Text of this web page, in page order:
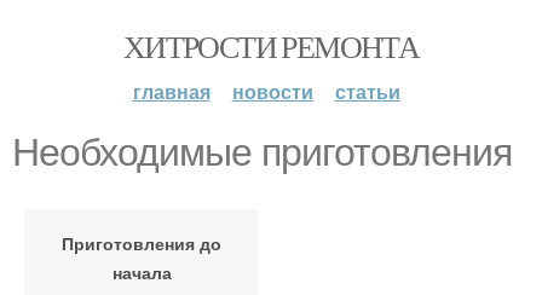
ХИТРОСТИ РЕМОНТА
главная новости статьи
Необходимые приготовления
Приготовления до
начала